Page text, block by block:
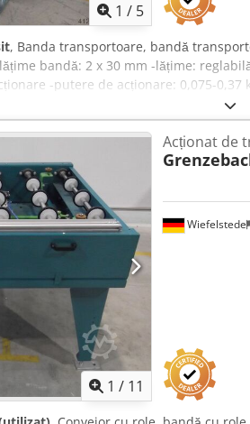
1 / 5
, Banda transportoare, bandă
bandă: 2 x 30 mm -lățime:
-putere de acționare: 0,075-
1 / 11
Wiefelstede
Acționat de